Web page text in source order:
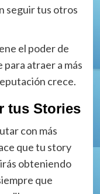
seguir tus otros
el poder de
atraer a más
crece.
tus Stories
con más
que tu story
obteniendo
que